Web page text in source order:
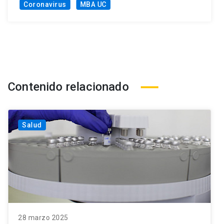
Coronavirus MBA UC
Contenido relacionado
Salud
28 marzo 2025